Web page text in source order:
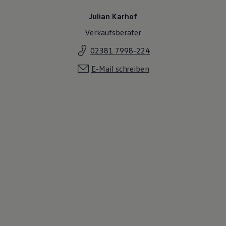
Julian Karhof
Verkaufsberater
02381 7998-224
E-Mail schreiben